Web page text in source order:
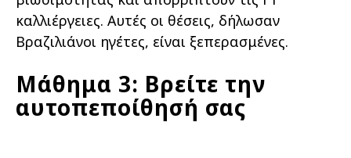
καλλιέργειες. Αυτές οι θέσεις, δήλωσαν
Βραζιλιάνοι ηγέτες, είναι ξεπερασμένες.
Μάθημα 3: Βρείτε την
αυτοπεποίθησή σας